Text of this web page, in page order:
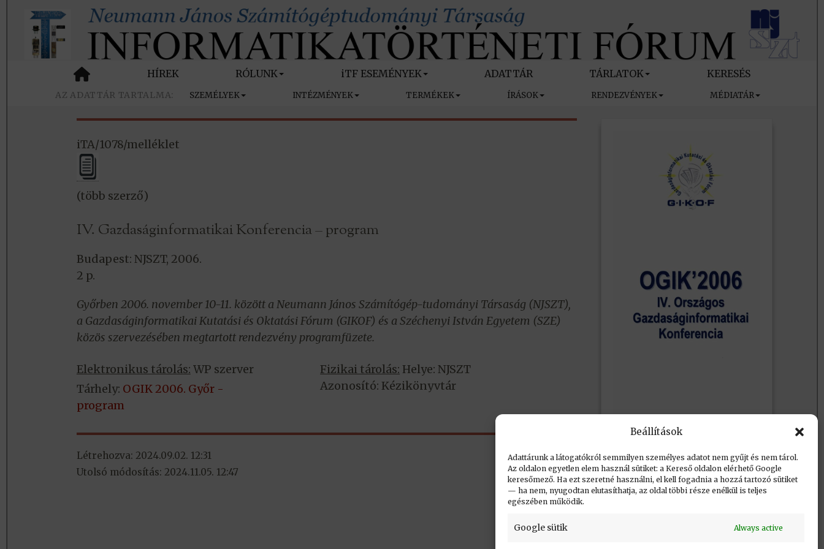
Beállítások
Adattárunk a látogatókról semmilyen személyes adatot nem gyűjt és nem tárol.
Az oldalon egyetlen elem használ sütiket: a Kereső oldalon elérhető Google
keresőmező. Ha ezt szeretné használni, el kell fogadnia a hozzá tartozó sütiket
— ha nem, nyugodtan elutasíthatja, az oldal többi része enélkül is teljes
egészében működik.
Google sütik Always active
HÍREK RÓLUNK iTF ESEMÉNYEK ADATTÁR TÁRLATOK KERESÉS
SZEMÉLYEK INTÉZMÉNYEK TERMÉKEK ÍRÁSOK RENDEZVÉNYEK MÉDIATÁR
iTA/1078/melléklet
(több szerző)
IV. Gazdaságinformatikai Konferencia – program
Budapest: NJSZT, 2006.
2 p.
Győrben 2006. november 10-11. között a Neumann János Számítógép-tudományi Társaság (NJSZT),
a Gazdaságinformatikai Kutatási és Oktatási Fórum (GIKOF) és a Széchenyi István Egyetem (SZE)
közös szervezésében megtartott rendezvény programfüzete.
Elektronikus tárolás: WP szerver
Tárhely: OGIK 2006. Győr -
program
Fizikai tárolás: Helye: NJSZT
Azonosító: Kézikönyvtár
Létrehozva: 2024.09.02. 12:31
Utolsó módosítás: 2024.11.05. 12:47